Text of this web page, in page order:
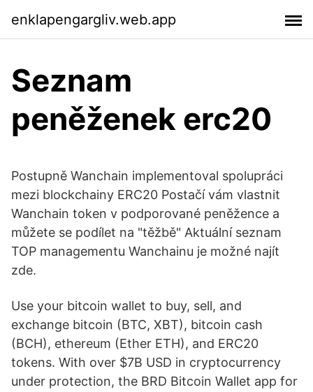
enklapengargliv.web.app
Seznam
peněženek erc20
Postupně Wanchain implementoval spolupráci
mezi blockchainy ERC20 Postačí vám vlastnit
Wanchain token v podporované peněžence a
můžete se podílet na "těžbě" Aktuální seznam
TOP managementu Wanchainu je možné najít
zde.
Use your bitcoin wallet to buy, sell, and
exchange bitcoin (BTC, XBT), bitcoin cash
(BCH), ethereum (Ether ETH), and ERC20
tokens. With over $7B USD in cryptocurrency
under protection, the BRD Bitcoin Wallet app for